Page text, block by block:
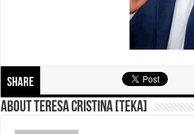
Share
About Teresa Cristina [Teka]